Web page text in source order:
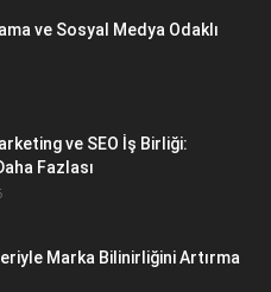
ve Sosyal Medya Odaklı
ve SEO İş Birliği:
Fazlası
Marka Bilinirliğini Artırma